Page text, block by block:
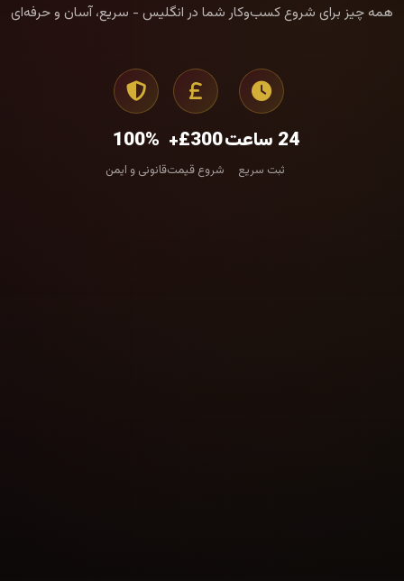
همه چیز برای شروع کسب‌وکار شما در انگلیس - سریع، آسان و حرفه‌ای
24 ساعت
ثبت سریع
£300+
شروع قیمت
100%
قانونی و ایمن